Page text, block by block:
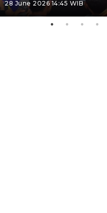
28 June 2026 14:45 WIB